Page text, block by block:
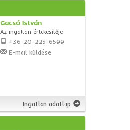
Gacsó István
Az ingatlan értékesítője
+36-20-225-6599
E-mail küldése
Ingatlan adatlap